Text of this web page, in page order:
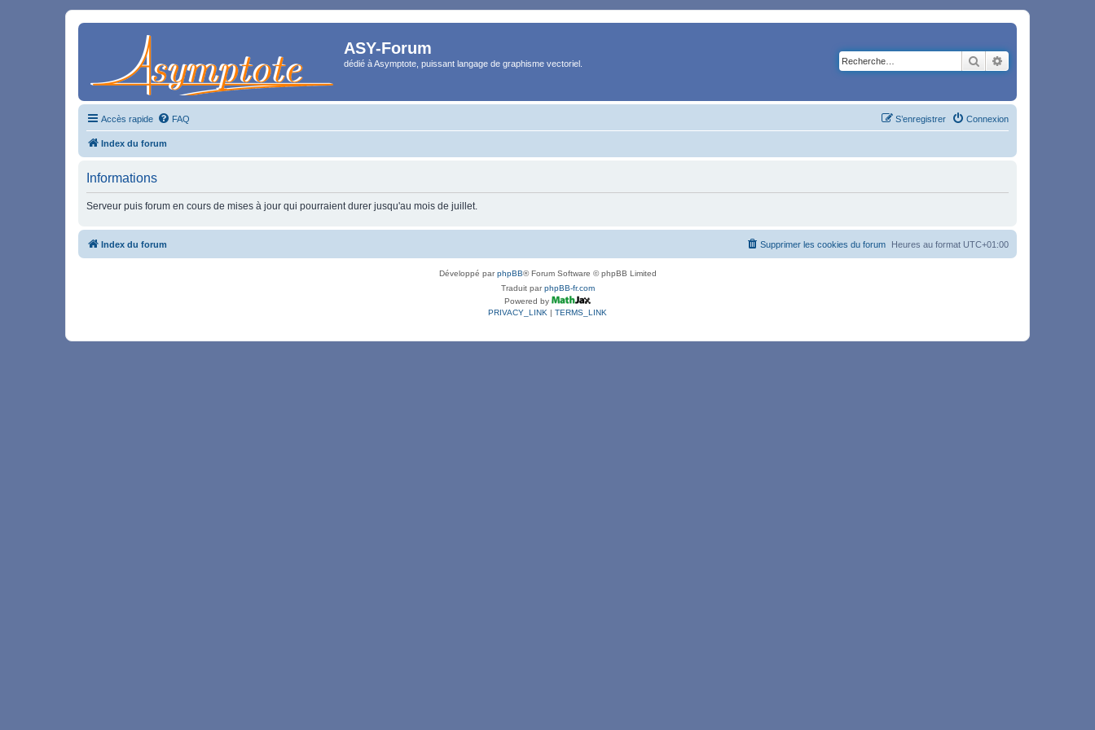
ASY-Forum
dédié à Asymptote, puissant langage de graphisme vectoriel. Rechercher
Accès rapide FAQ Connexion
S’enregistrer
Index du forum
Informations
Serveur puis forum en cours de mises à jour qui pourraient durer jusqu'au mois de juillet.
Index du forum Heures au format UTC+01:00
Supprimer les cookies du forum
Développé parphpBB® Forum Software © phpBB Limited
Traduit parphpBB-fr.com
Powered by
PRIVACY_LINK | TERMS_LINK